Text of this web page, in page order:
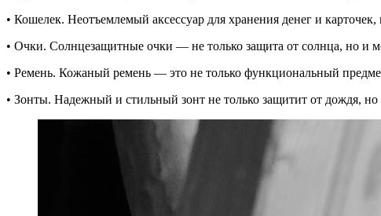
• Кошелек. Неотъемлемый аксессуар для хранения денег и
• Очки. Солнцезащитные очки — не только защита от солнца, но и
• Ремень. Кожаный ремень — это не только функциональный
• Зонты. Надежный и стильный зонт не только защитит от дождя, но